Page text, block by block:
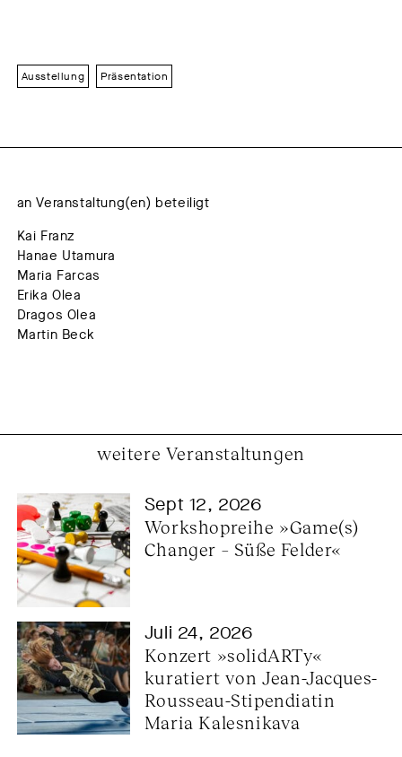
Ausstellung Präsentation
an Veranstaltung(en) beteiligt
Kai Franz
Hanae Utamura
Maria Farcas
Erika Olea
Dragos Olea
Martin Beck
weitere Veranstaltungen
Sept 12, 2026
Workshopreihe »Game(s)
Changer – Süße Felder«
Juli 24, 2026
Konzert »solidARTy«
kuratiert von Jean-Jacques-
Rousseau-Stipendiatin
Maria Kalesnikava